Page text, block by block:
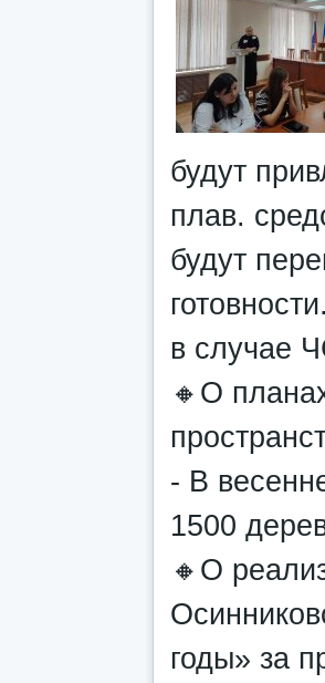
будут
плав.
будут
в случае
🔸О
- В
1500
🔸О
годы» за